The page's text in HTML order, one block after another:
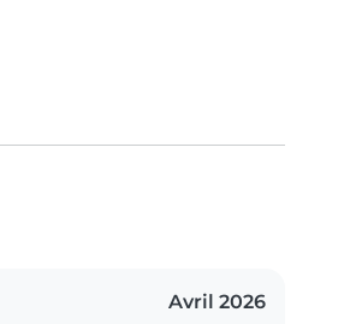
Avril 2026